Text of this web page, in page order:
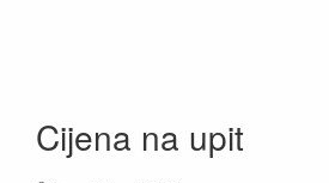
Cijena na upit